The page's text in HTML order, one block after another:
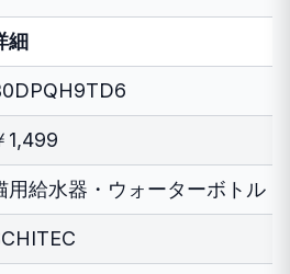
細
1,499
用給水器・ウォーターボトル